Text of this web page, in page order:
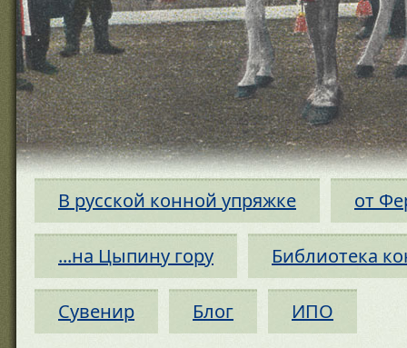
В русской конной упряжке от
...на Цыпину гору Библиотека
Сувенир Блог ИПО